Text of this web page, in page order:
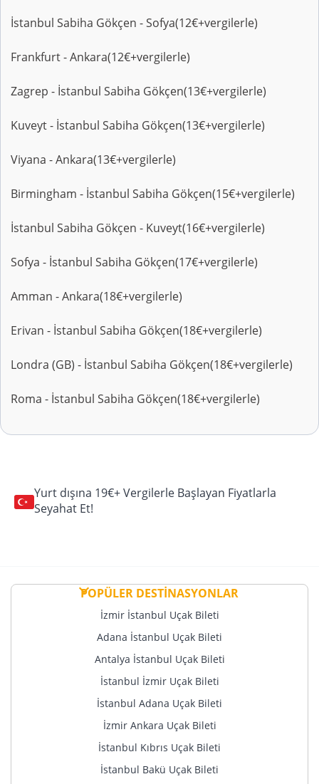
İstanbul Sabiha Gökçen - Sofya(12€+vergilerle)
Frankfurt - Ankara(12€+vergilerle)
Zagrep - İstanbul Sabiha Gökçen(13€+vergilerle)
Kuveyt - İstanbul Sabiha Gökçen(13€+vergilerle)
Viyana - Ankara(13€+vergilerle)
Birmingham - İstanbul Sabiha Gökçen(15€+vergilerle)
İstanbul Sabiha Gökçen - Kuveyt(16€+vergilerle)
Sofya - İstanbul Sabiha Gökçen(17€+vergilerle)
Amman - Ankara(18€+vergilerle)
Erivan - İstanbul Sabiha Gökçen(18€+vergilerle)
Londra (GB) - İstanbul Sabiha Gökçen(18€+vergilerle)
Roma - İstanbul Sabiha Gökçen(18€+vergilerle)
Yurt dışına 19€+ Vergilerle Başlayan Fiyatlarla
Seyahat Et!
POPÜLER DESTİNASYONLAR
İzmir İstanbul Uçak Bileti
Adana İstanbul Uçak Bileti
Antalya İstanbul Uçak Bileti
İstanbul İzmir Uçak Bileti
İstanbul Adana Uçak Bileti
İzmir Ankara Uçak Bileti
İstanbul Kıbrıs Uçak Bileti
İstanbul Bakü Uçak Bileti